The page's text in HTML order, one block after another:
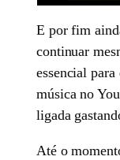
E por fim
continuar
essencial
música no
ligada
Até o